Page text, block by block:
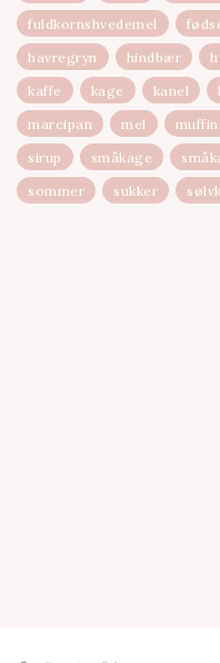
fuldkornshvedemel
havregryn
hindbær
kaffe
kage kanel
marcipan
mel
sirup
småkage
sommer
sukker